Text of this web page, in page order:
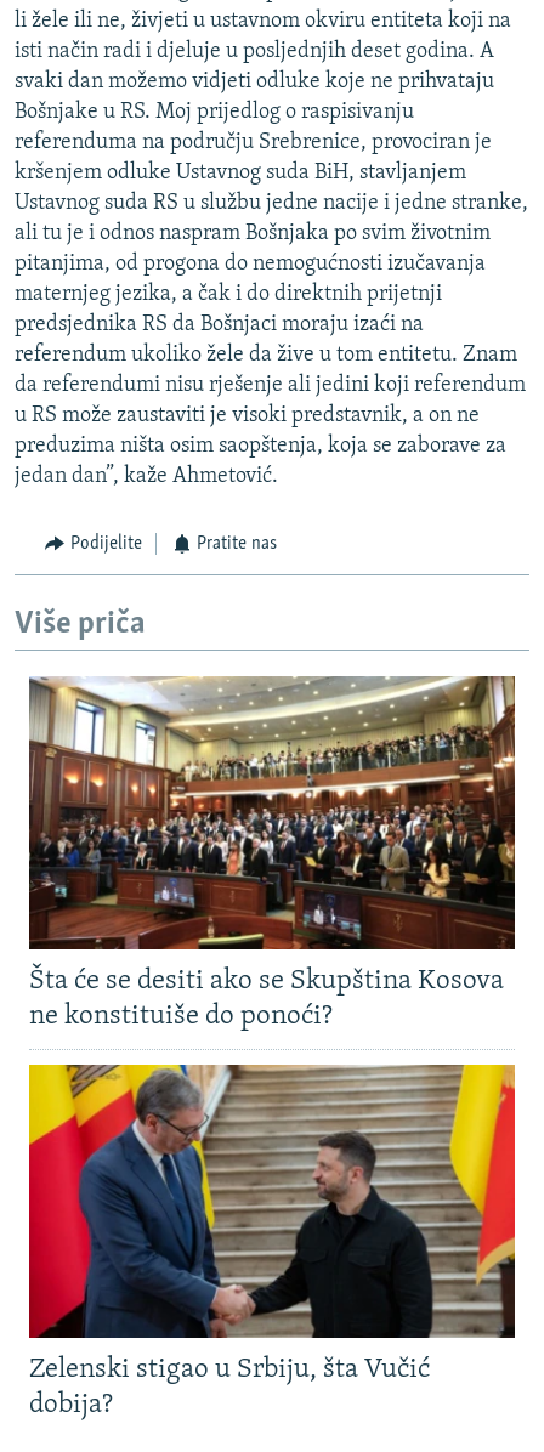
NASTANAK I RASPAD JUGOSLAVIJE
li žele ili ne, živjeti u ustavnom okviru entiteta koji na
isti način radi i djeluje u posljednjih deset godina. A
svaki dan možemo vidjeti odluke koje ne prihvataju
Bošnjake u RS. Moj prijedlog o raspisivanju
referenduma na području Srebrenice, provociran je
kršenjem odluke Ustavnog suda BiH, stavljanjem
Ustavnog suda RS u službu jedne nacije i jedne stranke,
ali tu je i odnos naspram Bošnjaka po svim životnim
pitanjima, od progona do nemogućnosti izučavanja
maternjeg jezika, a čak i do direktnih prijetnji
predsjednika RS da Bošnjaci moraju izaći na
referendum ukoliko žele da žive u tom entitetu. Znam
da referendumi nisu rješenje ali jedini koji referendum
u RS može zaustaviti je visoki predstavnik, a on ne
preduzima ništa osim saopštenja, koja se zaborave za
jedan dan”, kaže Ahmetović.
Podijelite Pratite nas
Više priča
Šta će se desiti ako se Skupština Kosova
ne konstituiše do ponoći?
Zelenski stigao u Srbiju, šta Vučić
dobija?